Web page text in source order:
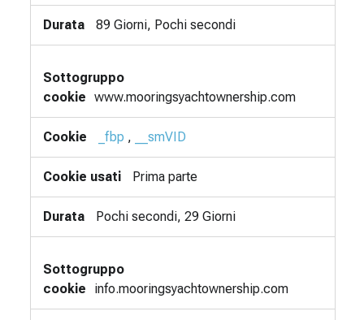
89 Giorni, Pochi secondi
www.mooringsyachtownership.com
_fbp , __smVID
Prima parte
Pochi secondi, 29 Giorni
info.mooringsyachtownership.com